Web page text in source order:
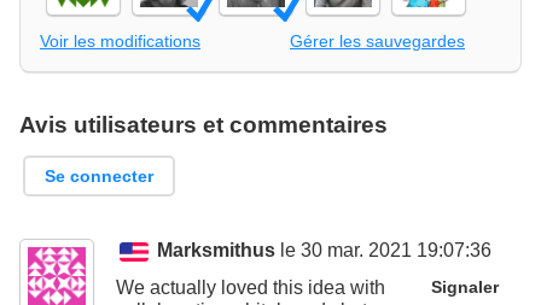
Voir les modifications Gérer les sauvegardes
Avis utilisateurs et commentaires
Se connecter
Marksmithus le 30 mar. 2021 19:07:36
Signaler
We actually loved this idea with